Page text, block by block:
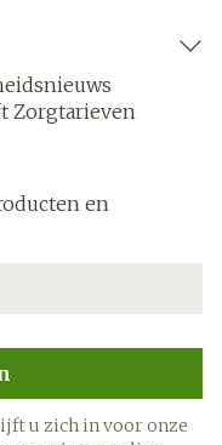
Zorgtarieven
en
u zich in voor onze